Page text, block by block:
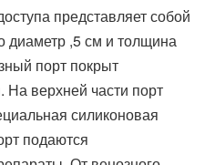
представляет собой
диаметр ,5 см и толщина
порт покрыт
верхней части порт
силиконовая
подаются